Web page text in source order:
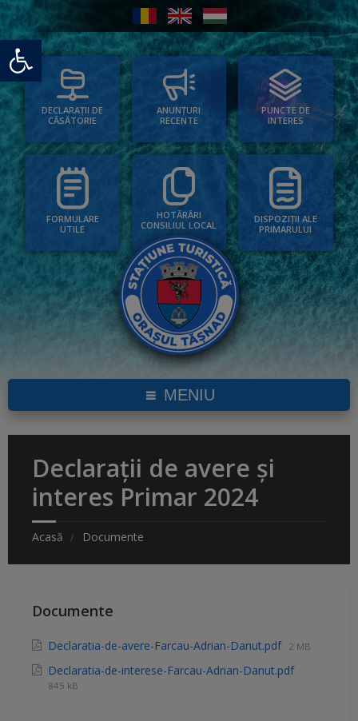
Deschide bara de unelte
DECLARAȚII DE
CĂSĂTORIE
ANUNȚURI
RECENTE
PUNCTE DE
INTERES
FORMULARE
UTILE
HOTĂRÂRI
CONSILIUL LOCAL
DISPOZIȚII ALE
PRIMARULUI
MENIU
Declarații de avere și
interes Primar 2024
Acasă Documente
Documente
Declaratia-de-avere-Farcau-Adrian-Danut.pdf 2 MB
Declaratia-de-interese-Farcau-Adrian-Danut.pdf
845 kB